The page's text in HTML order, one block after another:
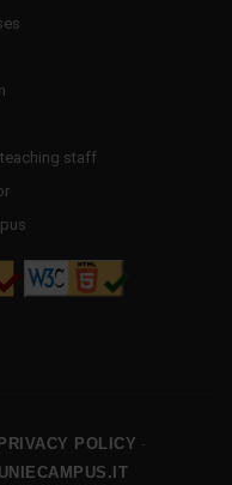
staff
PRIVACY POLICY -